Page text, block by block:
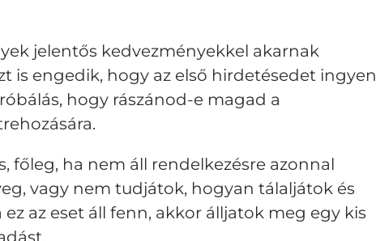
jelentős kedvezményekkel akarnak
is engedik, hogy az első hirdetésedet ingyen
hogy rászánod-e magad a
főleg, ha nem áll rendelkezésre azonnal
vagy nem tudjátok, hogyan tálaljátok és
ez az eset áll fenn, akkor álljatok meg egy kis